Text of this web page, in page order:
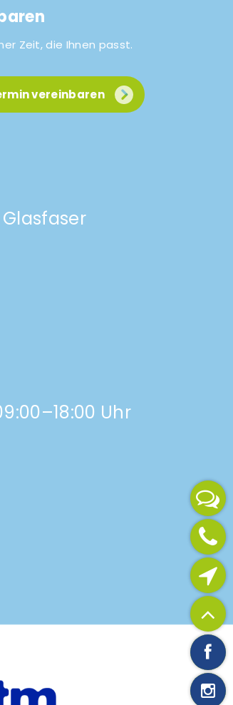
Zeit, die Ihnen passt.
vereinbaren
Glasfaser
Uhr